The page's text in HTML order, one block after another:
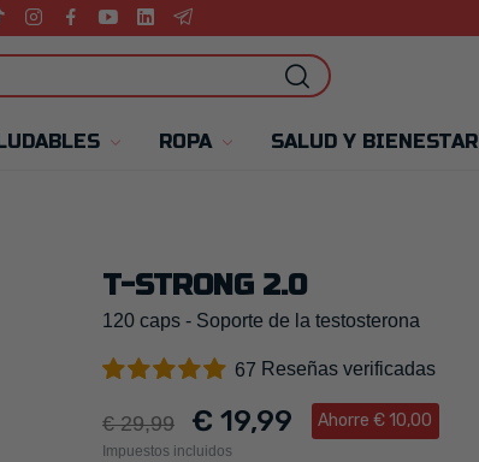
ROPA SALUD Y BIENESTAR
T-STRONG 2.0
120 caps - Soporte de la testosterona
67 Reseñas verificadas
€ 29,99 € 19,99 Ahorre € 10,00
Impuestos incluidos